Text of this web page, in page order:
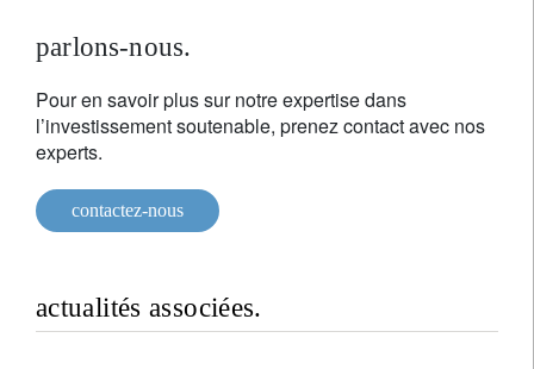
parlons-nous.
Pour en savoir plus sur notre expertise dans
l’investissement soutenable, prenez contact avec nos
experts.
contactez-nous
actualités associées.